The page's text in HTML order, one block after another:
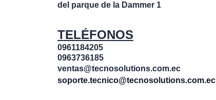
del parque de la Dammer 1
TELÉFONOS
0961184205
0963736185
ventas@tecnosolutions.com.ec
soporte.tecnico@tecnosolutions.com.ec